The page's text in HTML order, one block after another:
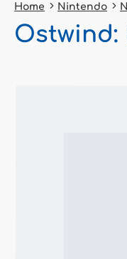
Home Nintendo